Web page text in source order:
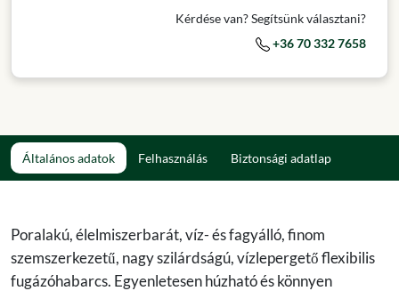
Kérdése van? Segítsünk választani?
+36 70 332 7658
Általános adatok Felhasználás Biztonsági adatlap
Poralakú, élelmiszerbarát, víz- és fagyálló, finom
szemszerkezetű, nagy szilárdságú, vízlepergető flexibilis
fugázóhabarcs. Egyenletesen húzható és könnyen